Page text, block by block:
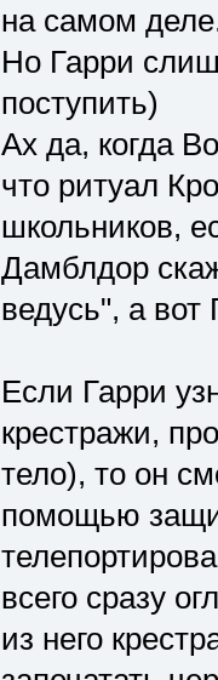
на самом
Но Гарри
поступить)
Ах да, когда
что ритуал
школьников,
Дамблдор
ведусь", а вот
Если Гарри
крестражи,
тело), то он
помощью
всего сразу
из него